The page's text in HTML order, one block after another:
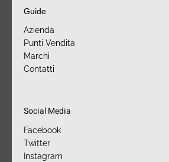
Guide
Azienda
Punti Vendita
Marchi
Contatti
Social Media
Facebook
Twitter
Instagram